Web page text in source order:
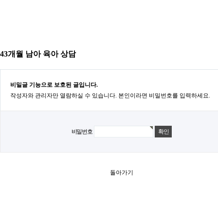
43개월 남아 육아 상담
비밀글 기능으로 보호된 글입니다.
작성자와 관리자만 열람하실 수 있습니다. 본인이라면 비밀번호를 입력하세요.
비밀번호
돌아가기